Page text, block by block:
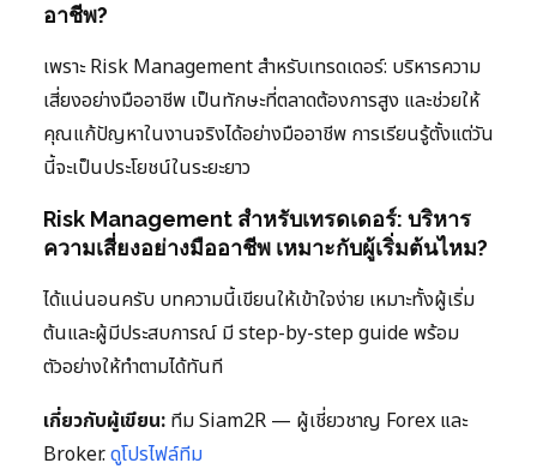
อาชีพ?
เพราะ Risk Management สำหรับเทรดเดอร์: บริหารความ
เสี่ยงอย่างมืออาชีพ เป็นทักษะที่ตลาดต้องการสูง และช่วยให้
คุณแก้ปัญหาในงานจริงได้อย่างมืออาชีพ การเรียนรู้ตั้งแต่วัน
นี้จะเป็นประโยชน์ในระยะยาว
Risk Management สำหรับเทรดเดอร์: บริหาร
ความเสี่ยงอย่างมืออาชีพ เหมาะกับผู้เริ่มต้นไหม?
ได้แน่นอนครับ บทความนี้เขียนให้เข้าใจง่าย เหมาะทั้งผู้เริ่ม
ต้นและผู้มีประสบการณ์ มี step-by-step guide พร้อม
ตัวอย่างให้ทำตามได้ทันที
เกี่ยวกับผู้เขียน: ทีม Siam2R — ผู้เชี่ยวชาญ Forex และ
Broker.ดูโปรไฟล์ทีม